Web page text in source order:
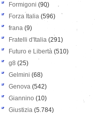
Formigoni (90)
Forza Italia (596)
frana (9)
Fratelli d'Italia (291)
Futuro e Libertà (510)
g8 (25)
Gelmini (68)
Genova (542)
Giannino (10)
Giustizia (5.784)